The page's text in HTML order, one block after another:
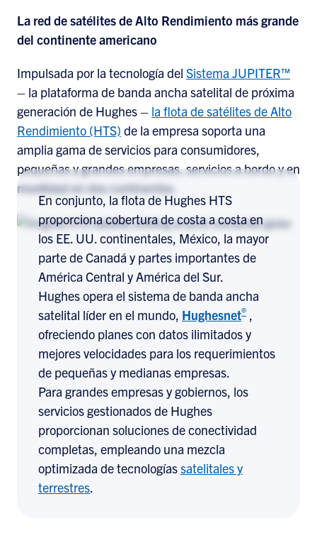
La red de satélites de Alto Rendimiento más grande
del continente americano
Impulsada por la tecnología del Sistema JUPITER™
– la plataforma de banda ancha satelital de próxima
generación de Hughes – la flota de satélites de Alto
Rendimiento (HTS) de la empresa soporta una
amplia gama de servicios para consumidores,
pequeñas y grandes empresas, servicios a bordo y en
movilidad en dos continentes.
En conjunto, la flota de Hughes HTS
proporciona cobertura de costa a costa en
los EE. UU. continentales, México, la mayor
parte de Canadá y partes importantes de
América Central y América del Sur.
Hughes opera el sistema de banda ancha
satelital líder en el mundo, Hughesnet®
ofreciendo planes con datos ilimitados y
mejores velocidades para los requerimientos
de pequeñas y medianas empresas.
Para grandes empresas y gobiernos, los
servicios gestionados de Hughes
proporcionan soluciones de conectividad
completas, empleando una mezcla
optimizada de tecnologíassatelitales y
terrestres